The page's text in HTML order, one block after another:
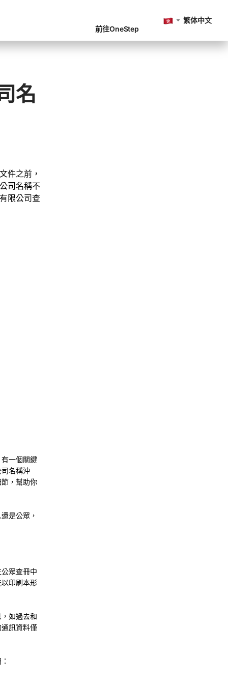
前往OneStep
繁体中文
名
件之前，
司名稱不
限公司查
一個關鍵
名稱沖
，幫助你
是公眾，
眾查冊中
印刷本形
如過去和
訊資料僅